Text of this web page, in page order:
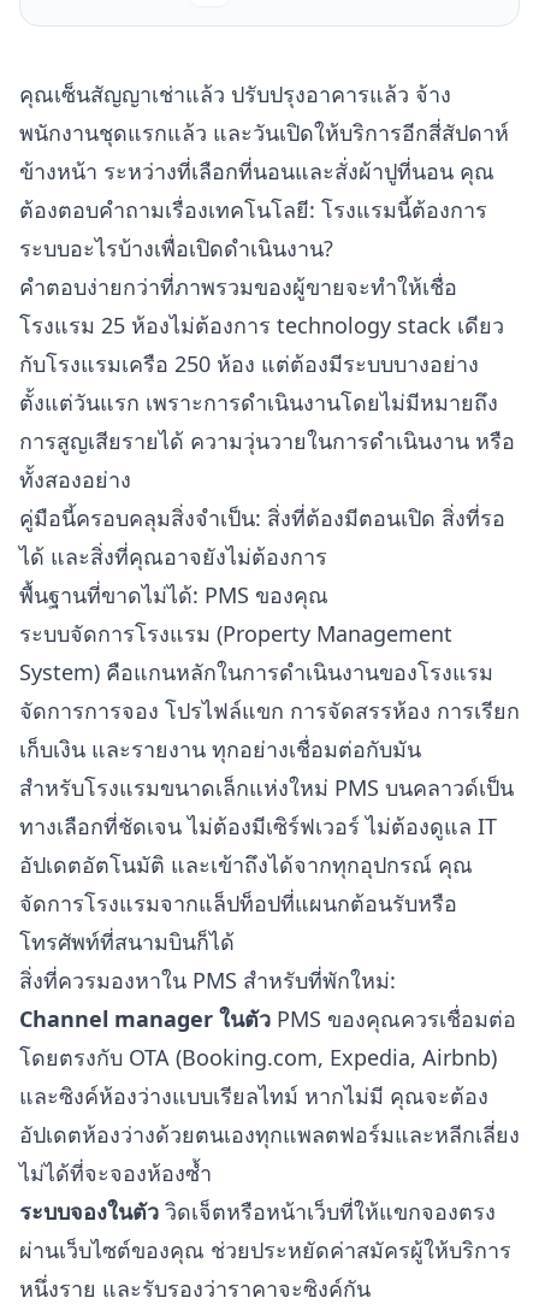
คุณเซ็นสัญญาเช่าแล้ว ปรับปรุงอาคารแล้ว จ้าง
พนักงานชุดแรกแล้ว และวันเปิดให้บริการอีกสี่สัปดาห์
ข้างหน้า ระหว่างที่เลือกที่นอนและสั่งผ้าปูที่นอน คุณ
ต้องตอบคำถามเรื่องเทคโนโลยี: โรงแรมนี้ต้องการ
ระบบอะไรบ้างเพื่อเปิดดำเนินงาน?
คำตอบง่ายกว่าที่ภาพรวมของผู้ขายจะทำให้เชื่อ
โรงแรม 25 ห้องไม่ต้องการ technology stack เดียว
กับโรงแรมเครือ 250 ห้อง แต่ต้องมีระบบบางอย่าง
ตั้งแต่วันแรก เพราะการดำเนินงานโดยไม่มีหมายถึง
การสูญเสียรายได้ ความวุ่นวายในการดำเนินงาน หรือ
ทั้งสองอย่าง
คู่มือนี้ครอบคลุมสิ่งจำเป็น: สิ่งที่ต้องมีตอนเปิด สิ่งที่รอ
ได้ และสิ่งที่คุณอาจยังไม่ต้องการ
พื้นฐานที่ขาดไม่ได้: PMS ของคุณ
ระบบจัดการโรงแรม (Property Management
System) คือแกนหลักในการดำเนินงานของโรงแรม
จัดการการจอง โปรไฟล์แขก การจัดสรรห้อง การเรียก
เก็บเงิน และรายงาน ทุกอย่างเชื่อมต่อกับมัน
สำหรับโรงแรมขนาดเล็กแห่งใหม่ PMS บนคลาวด์เป็น
ทางเลือกที่ชัดเจน ไม่ต้องมีเซิร์ฟเวอร์ ไม่ต้องดูแล IT
อัปเดตอัตโนมัติ และเข้าถึงได้จากทุกอุปกรณ์ คุณ
จัดการโรงแรมจากแล็ปท็อปที่แผนกต้อนรับหรือ
โทรศัพท์ที่สนามบินก็ได้
สิ่งที่ควรมองหาใน PMS สำหรับที่พักใหม่:
Channel manager ในตัว PMS ของคุณควรเชื่อมต่อ
โดยตรงกับ OTA (Booking.com, Expedia, Airbnb)
และซิงค์ห้องว่างแบบเรียลไทม์ หากไม่มี คุณจะต้อง
อัปเดตห้องว่างด้วยตนเองทุกแพลตฟอร์มและหลีกเลี่ยง
ไม่ได้ที่จะจองห้องซ้ำ
ระบบจองในตัว วิดเจ็ตหรือหน้าเว็บที่ให้แขกจองตรง
ผ่านเว็บไซต์ของคุณ ช่วยประหยัดค่าสมัครผู้ให้บริการ
หนึ่งราย และรับรองว่าราคาจะซิงค์กัน